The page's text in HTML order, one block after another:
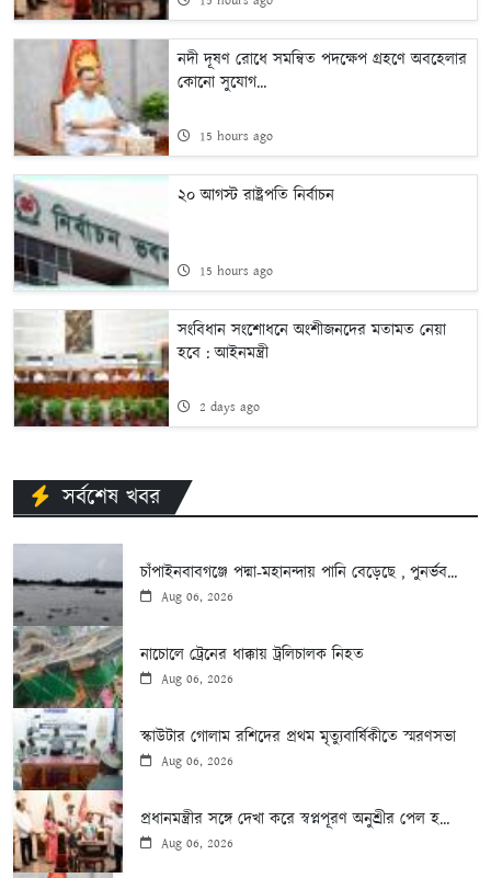
নদী দূষণ রোধে সমন্বিত পদক্ষেপ গ্রহণে অবহেলার
কোনো সুযোগ...
15 hours ago
২০ আগস্ট রাষ্ট্রপতি নির্বাচন
15 hours ago
সংবিধান সংশোধনে অংশীজনদের মতামত নেয়া
হবে : আইনমন্ত্রী
2 days ago
সর্বশেষ খবর
চাঁপাইনবাবগঞ্জে পদ্মা-মহানন্দায় পানি বেড়েছে , পুনর্ভব...
Aug 06, 2026
নাচোলে ট্রেনের ধাক্কায় ট্রলিচালক নিহত
Aug 06, 2026
স্কাউটার গোলাম রশিদের প্রথম মৃত্যুবার্ষিকীতে স্মরণসভা
Aug 06, 2026
প্রধানমন্ত্রীর সঙ্গে দেখা করে স্বপ্নপূরণ অনুশ্রীর পেল হ...
Aug 06, 2026